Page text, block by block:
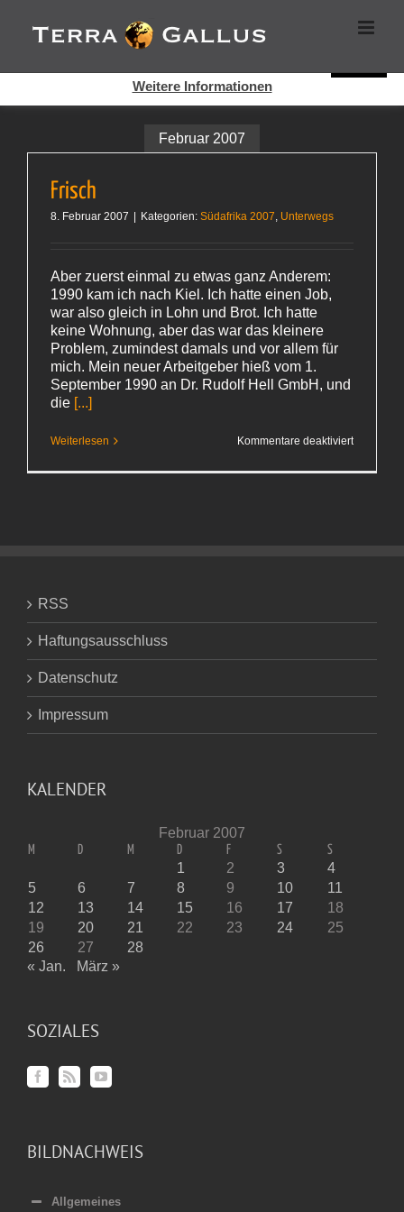
Inhalt
springen
Februar 2007
Frisch
8. Februar 2007 Kategorien: Südafrika 2007, Unterwegs
Aber zuerst einmal zu etwas ganz Anderem:
1990 kam ich nach Kiel. Ich hatte einen Job,
war also gleich in Lohn und Brot. Ich hatte
keine Wohnung, aber das war das kleinere
Problem, zumindest damals und vor allem für
mich. Mein neuer Arbeitgeber hieß vom 1.
September 1990 an Dr. Rudolf Hell GmbH, und
die [...]
Weiterlesen Kommentare deaktiviertfür
RSS
Haftungsausschluss
Datenschutz
Impressum
KALENDER
Februar 2007
M D M D F S S
1 2 3
4
5
6 7 8 9 10
11
12
13 14 15 16 17
18
19
20 21 22 23 24
25
26
27
28
« Jan.
März »
SOZIALES
BILDNACHWEIS
Allgemeines
Cookies helfen auf auf dieser Seite bei der Bereitstellung der
Dienste. Durch die Nutzung dieser Webseite erklären Sie sich
Weitere Informationen